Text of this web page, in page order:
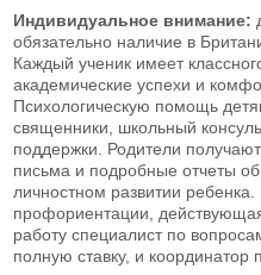
Индивидуальное внимание:
обязательно наличие в
Каждый ученик имеет
академические успехи и
Психологическую помощь
священники, школьный
поддержки. Родители
письма и подробные отчеты
личностном развитии
профориентации,
работу специалист по
полную ставку, и координатор